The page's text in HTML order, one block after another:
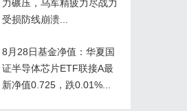
力碾压，乌军精疲力尽战力
受损防线崩溃...
8月28日基金净值：华夏国
证半导体芯片ETF联接A最
新净值0.725，跌0.01%...